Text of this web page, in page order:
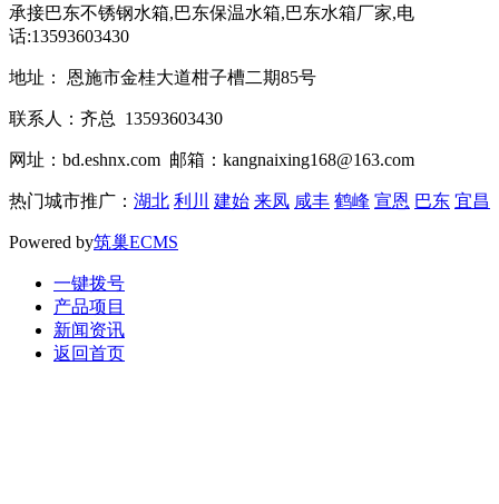
承接巴东不锈钢水箱,巴东保温水箱,巴东水箱厂家,电
话:13593603430
地址： 恩施市金桂大道柑子槽二期85号
联系人：齐总 13593603430
网址：bd.eshnx.com 邮箱：kangnaixing168@163.com
热门城市推广： 湖北 利川 建始 来凤 咸丰 鹤峰 宣恩 巴东 宜昌
Powered by筑巢ECMS
一键拨号
产品项目
新闻资讯
返回首页